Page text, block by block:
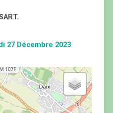
27 Décembre 2023